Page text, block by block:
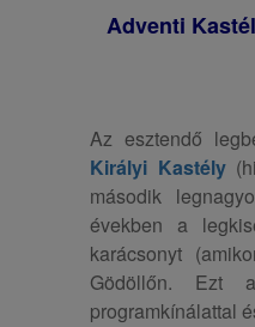
Adventi
Az esztendő
Királyi Kastély
második
években a
karácsonyt
Gödöllőn. Ezt
programkínálattal